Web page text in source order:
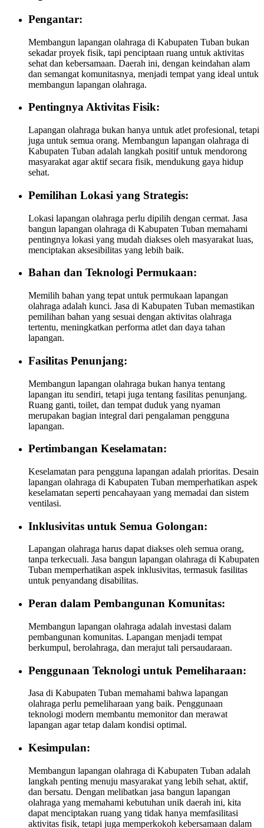
Pengantar:
Membangun lapangan olahraga di Kabupaten Tuban bukan
sekadar proyek fisik, tapi penciptaan ruang untuk aktivitas
sehat dan kebersamaan. Daerah ini, dengan keindahan alam
dan semangat komunitasnya, menjadi tempat yang ideal untuk
membangun lapangan olahraga.
Pentingnya Aktivitas Fisik:
Lapangan olahraga bukan hanya untuk atlet profesional, tetapi
juga untuk semua orang. Membangun lapangan olahraga di
Kabupaten Tuban adalah langkah positif untuk mendorong
masyarakat agar aktif secara fisik, mendukung gaya hidup
sehat.
Pemilihan Lokasi yang Strategis:
Lokasi lapangan olahraga perlu dipilih dengan cermat. Jasa
bangun lapangan olahraga di Kabupaten Tuban memahami
pentingnya lokasi yang mudah diakses oleh masyarakat luas,
menciptakan aksesibilitas yang lebih baik.
Bahan dan Teknologi Permukaan:
Memilih bahan yang tepat untuk permukaan lapangan
olahraga adalah kunci. Jasa di Kabupaten Tuban memastikan
pemilihan bahan yang sesuai dengan aktivitas olahraga
tertentu, meningkatkan performa atlet dan daya tahan
lapangan.
Fasilitas Penunjang:
Membangun lapangan olahraga bukan hanya tentang
lapangan itu sendiri, tetapi juga tentang fasilitas penunjang.
Ruang ganti, toilet, dan tempat duduk yang nyaman
merupakan bagian integral dari pengalaman pengguna
lapangan.
Pertimbangan Keselamatan:
Keselamatan para pengguna lapangan adalah prioritas. Desain
lapangan olahraga di Kabupaten Tuban memperhatikan aspek
keselamatan seperti pencahayaan yang memadai dan sistem
ventilasi.
Inklusivitas untuk Semua Golongan:
Lapangan olahraga harus dapat diakses oleh semua orang,
tanpa terkecuali. Jasa bangun lapangan olahraga di Kabupaten
Tuban memperhatikan aspek inklusivitas, termasuk fasilitas
untuk penyandang disabilitas.
Peran dalam Pembangunan Komunitas:
Membangun lapangan olahraga adalah investasi dalam
pembangunan komunitas. Lapangan menjadi tempat
berkumpul, berolahraga, dan merajut tali persaudaraan.
Penggunaan Teknologi untuk Pemeliharaan:
Jasa di Kabupaten Tuban memahami bahwa lapangan
olahraga perlu pemeliharaan yang baik. Penggunaan
teknologi modern membantu memonitor dan merawat
lapangan agar tetap dalam kondisi optimal.
Kesimpulan:
Membangun lapangan olahraga di Kabupaten Tuban adalah
langkah penting menuju masyarakat yang lebih sehat, aktif,
dan bersatu. Dengan melibatkan jasa bangun lapangan
olahraga yang memahami kebutuhan unik daerah ini, kita
dapat menciptakan ruang yang tidak hanya memfasilitasi
aktivitas fisik, tetapi juga memperkokoh kebersamaan dalam